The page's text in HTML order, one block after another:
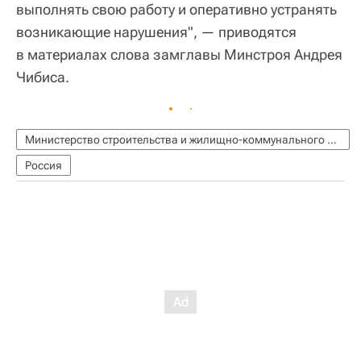
выполнять свою работу и оперативно устранять
возникающие нарушения", — приводятся
в материалах слова замглавы Минстроя Андрея
Чибиса.
Министерство строительства и жилищно-коммунального хозяйства РФ (Минстрой России)
Россия